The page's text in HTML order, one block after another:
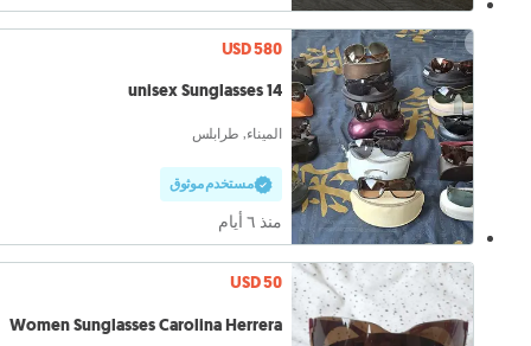
USD 580
14 unisex Sunglasses
الميناء, طرابلس
مستخدم موثوق
منذ ٦ أيام
USD 50
Women Sunglasses Carolina Herrera